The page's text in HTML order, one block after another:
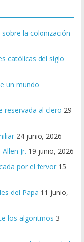
sobre la colonización
católicas del siglo
un mundo
reservada al clero 29
24 junio, 2026
Jr. 19 junio, 2026
por el fervor 15
del Papa 11 junio,
los algoritmos 3